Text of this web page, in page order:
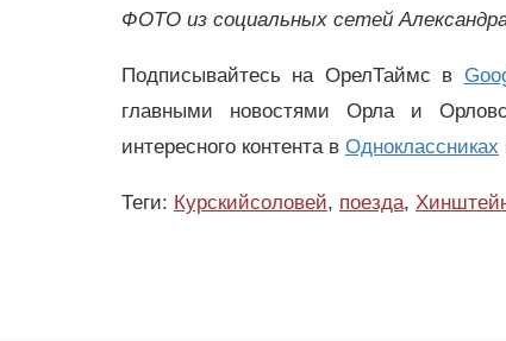
ФОТО из социальных сетей
Подписывайтесь на ОрелТаймс в
главными новостями Орла и
интересного контента в Одноклассниках
Теги: Курскийсоловей, поезда,